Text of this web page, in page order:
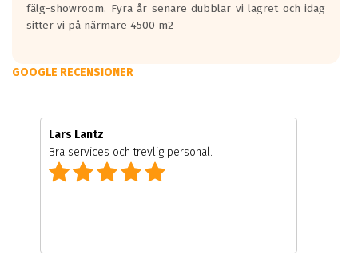
fälg-showroom. Fyra år senare dubblar vi lagret och idag
sitter vi på närmare 4500 m2
GOOGLE RECENSIONER
Lars Lantz
Bra services och trevlig personal.